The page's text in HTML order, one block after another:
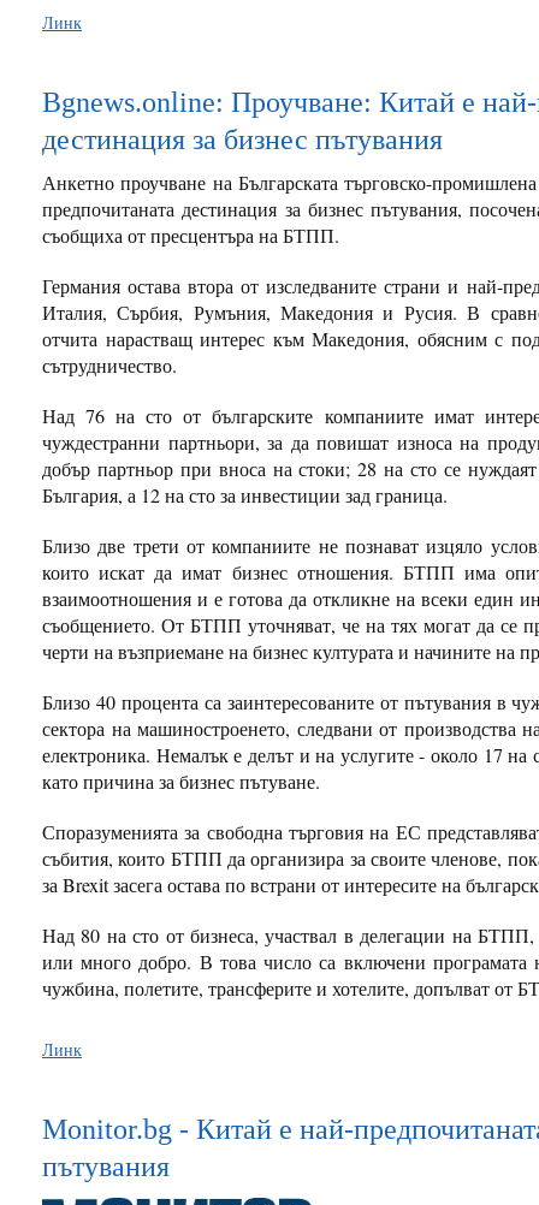
Линк
Bgnews.online: Проучване: Китай е най-
дестинация за бизнес пътувания
Анкетно проучване на Българската търговско-
предпочитаната дестинация за бизнес пътувания,
съобщиха от пресцентъра на БТПП.
Германия остава втора от изследваните страни и най-
Италия, Сърбия, Румъния, Македония и Русия. В
отчита нарастващ интерес към Македония, обясним с
сътрудничество.
Над 76 на сто от българските компаниите имат
чуждестранни партньори, за да повишат износа на
добър партньор при вноса на стоки; 28 на сто се
България, а 12 на сто за инвестиции зад граница.
Близо две трети от компаниите не познават изцяло
които искат да имат бизнес отношения. БТПП има
взаимоотношения и е готова да откликне на всеки един
съобщението. От БТПП уточняват, че на тях могат да се
черти на възприемане на бизнес културата и начините на
Близо 40 процента са заинтересованите от пътувания в
сектора на машиностроенето, следвани от производства
електроника. Немалък е делът и на услугите - около 17 на
като причина за бизнес пътуване.
Споразуменията за свободна търговия на ЕС
събития, които БТПП да организира за своите членове,
за Brexit засега остава по встрани от интересите на
Над 80 на сто от бизнеса, участвал в делегации на
или много добро. В това число са включени програмата
чужбина, полетите, трансферите и хотелите, допълват от
Линк
Monitor.bg - Китай е най-
пътувания